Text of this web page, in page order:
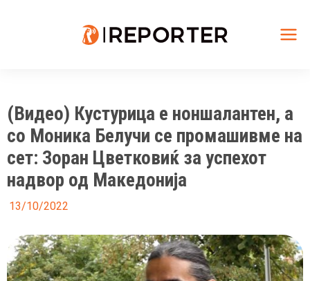
(Видео) Кустурица е ноншалантен, а
со Моника Белучи се промашивме на
сет: Зоран Цветковиќ за успехот
надвор од Македонија
13/10/2022